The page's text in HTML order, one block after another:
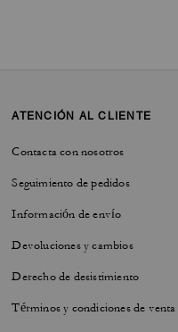
ATENCIÓN AL CLIENTE
Contacta con nosotros
Seguimiento de pedidos
Información de envío
Devoluciones y cambios
Derecho de desistimiento
Términos y condiciones de venta